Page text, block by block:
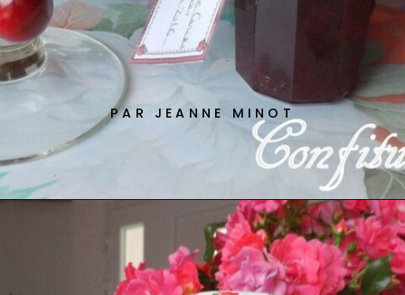
PAR JEANNE MINOT